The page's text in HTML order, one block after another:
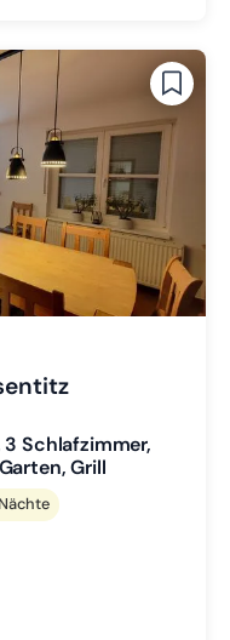
1 wechseln
2 wechseln
3 wechseln
Schlafzimmer,
Grill